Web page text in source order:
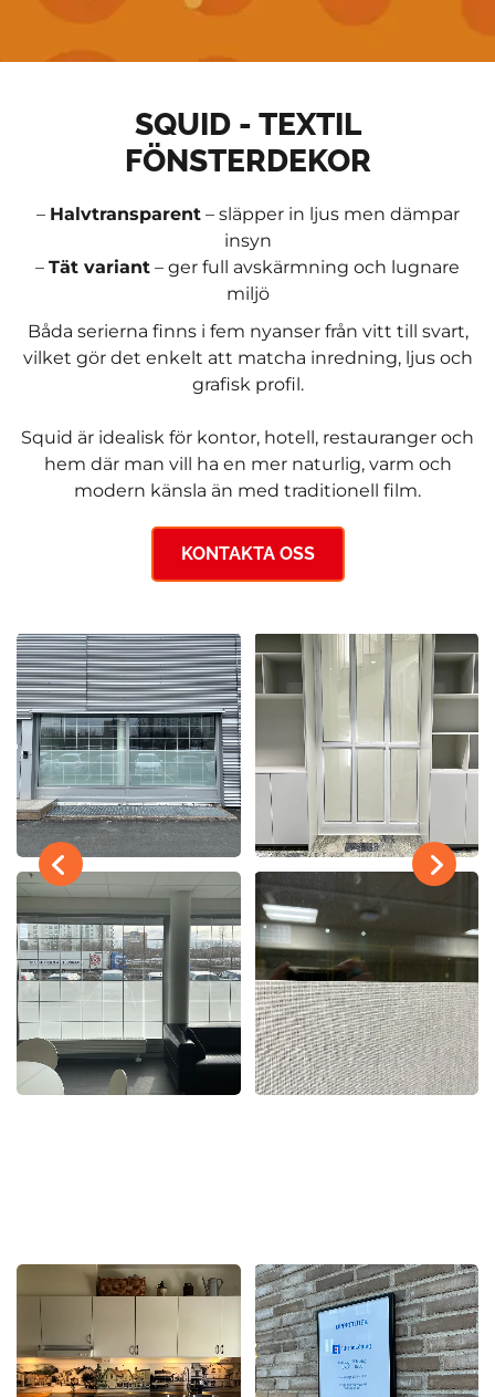
SQUID - TEXTIL
FÖNSTERDEKOR
– Halvtransparent– släpper in ljus men dämpar
insyn
– Tät variant – ger full avskärmning och lugnare
miljö
Båda serierna finns i fem nyanser från vitt till svart,
vilket gör det enkelt att matcha inredning, ljus och
grafisk profil.
Squid är idealisk för kontor, hotell, restauranger och
hem där man vill ha en mer naturlig, varm och
modern känsla än med traditionell film.
KONTAKTA OSS